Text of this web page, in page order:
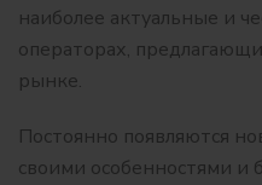
наиболее актуальные и
операторах,
рынке.
Постоянно появляются
своими особенностями и